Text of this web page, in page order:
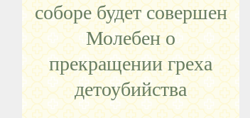
соборе будет совершен
Молебен о
прекращении греха
детоубийства